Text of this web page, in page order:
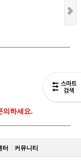
의하세요.
터 커뮤니티